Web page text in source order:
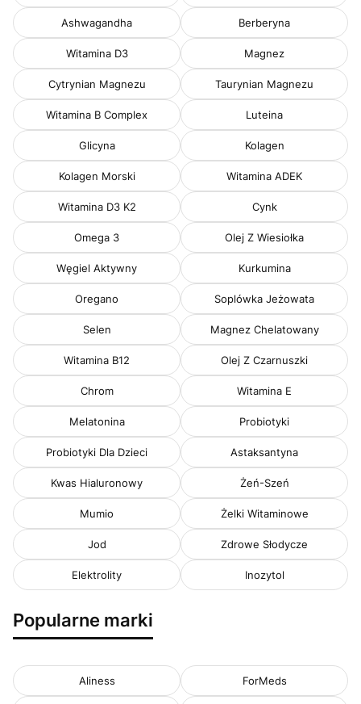
Ashwagandha Berberyna
Witamina D3 Magnez
Cytrynian Magnezu Taurynian Magnezu
Witamina B Complex Luteina
Glicyna Kolagen
Kolagen Morski Witamina ADEK
Witamina D3 K2 Cynk
Omega 3 Olej Z Wiesiołka
Węgiel Aktywny Kurkumina
Oregano Soplówka Jeżowata
Selen Magnez Chelatowany
Witamina B12 Olej Z Czarnuszki
Chrom Witamina E
Melatonina Probiotyki
Probiotyki Dla Dzieci Astaksantyna
Kwas Hialuronowy Żeń-Szeń
Mumio Żelki Witaminowe
Jod Zdrowe Słodycze
Elektrolity Inozytol
Popularne marki
Aliness ForMeds